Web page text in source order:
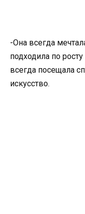
-Она всегда
подходила по
всегда посещала
искусство.